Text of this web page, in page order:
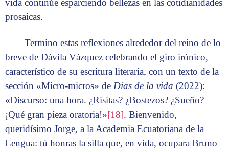
prosaicas.
Termino estas reflexiones alrededor del reino de lo
breve de Dávila Vázquez celebrando el giro irónico,
característico de su escritura literaria, con un texto de la
sección «Micro-micros» de Días de la vida (2022):
«Discurso: una hora. ¿Risitas? ¿Bostezos? ¿Sueño?
¡Qué gran pieza oratoria!»[18]. Bienvenido,
queridísimo Jorge, a la Academia Ecuatoriana de la
Lengua: tú honras la silla que, en vida, ocupara Bruno